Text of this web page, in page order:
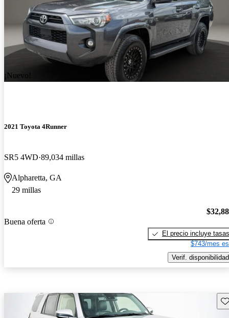
¡Nuevo!
2021 Toyota 4Runner
SR5 4WD 89,034 millas
Alpharetta, GA
29 millas
Buena oferta
El precio incluye tasas
$743/mes
Verif. disponibilidad